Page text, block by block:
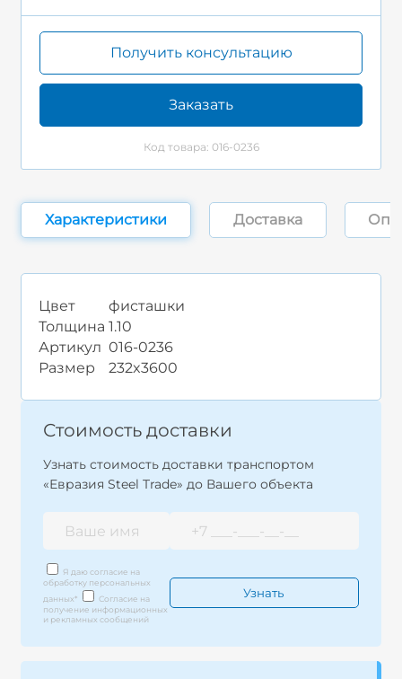
Получить консультацию
Заказать
Код товара: 016-0236
Характеристики Доставка
Цвет
фисташки
Толщина 1.10
Артикул 016-0236
Размер
232x3600
Стоимость доставки
Узнать стоимость доставки транспортом
«Евразия Steel Trade» до Вашего объекта
Я даю согласие на
обработку персональных
данных*
Согласие на
получение информационных
и рекламных сообщений